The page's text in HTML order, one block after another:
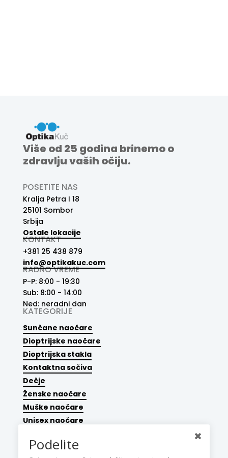
Više od 25 godina brinemo o
zdravlju vaših očiju.
POSETITE NAS
Kralja Petra I 18
25101 Sombor
Srbija
Ostale lokacije
KONTAKT
+381 25 438 879
info@optikakuc.com
RADNO VREME
P-P: 8:00 - 19:30
Sub: 8:00 - 14:00
Ned: neradni dan
KATEGORIJE
Sunčane naočare
Dioptrijske naočare
Dioptrijska stakla
Kontaktna sočiva
Dečje
Ženske naočare
Muške naočare
Unisex naočare
INFORMACIJE
Podelite